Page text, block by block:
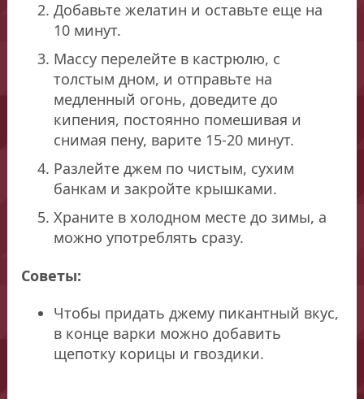
Добавьте желатин и оставьте еще на
10 минут.
Массу перелейте в кастрюлю, с
толстым дном, и отправьте на
медленный огонь, доведите до
кипения, постоянно помешивая и
снимая пену, варите 15-20 минут.
Разлейте джем по чистым, сухим
банкам и закройте крышками.
Храните в холодном месте до зимы, а
можно употреблять сразу.
Советы:
Чтобы придать джему пикантный вкус,
в конце варки можно добавить
щепотку корицы и гвоздики.